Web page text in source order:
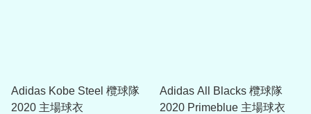
Adidas Kobe Steel 欖球隊
2020 主場球衣
Adidas All Blacks 欖球隊
2020 Primeblue 主場球衣